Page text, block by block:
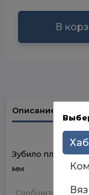
В
Описание
Зубило плоское
мм
Сообщить об